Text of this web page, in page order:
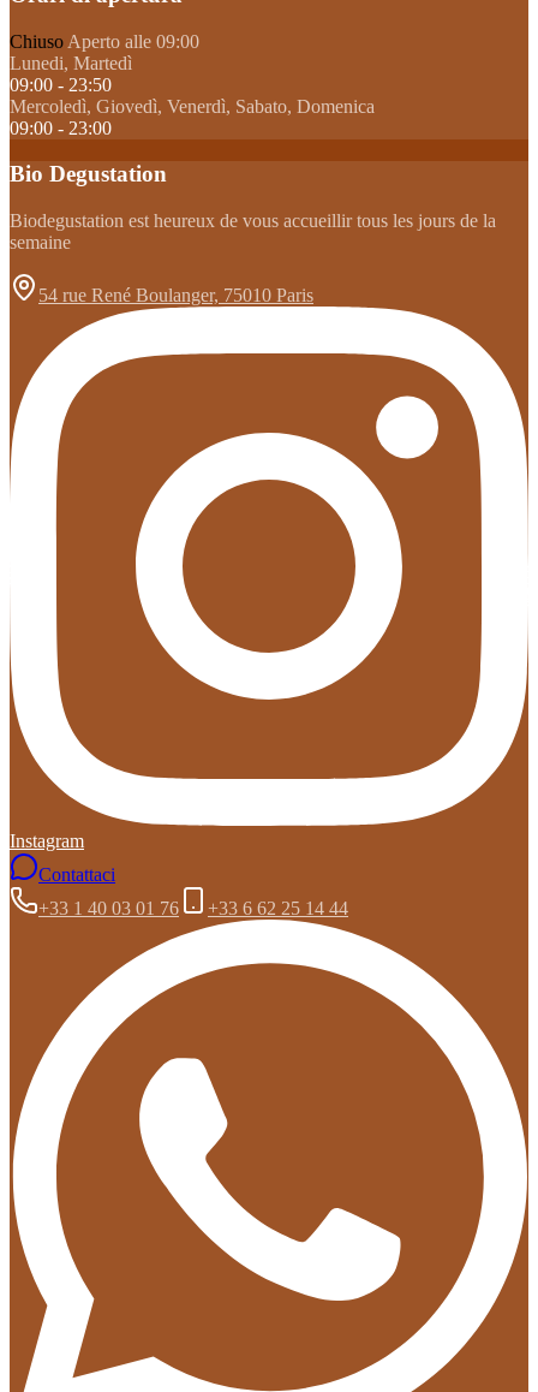
Chiuso Aperto alle 09:00
Lunedi, Martedì
09:00 - 23:50
Mercoledì, Giovedì, Venerdì, Sabato, Domenica
09:00 - 23:00
Bio Degustation
Biodegustation est heureux de vous accueillir tous les jours de la
semaine
54 rue René Boulanger, 75010 Paris
Instagram
Contattaci
+33 1 40 03 01 76
+33 6 62 25 14 44